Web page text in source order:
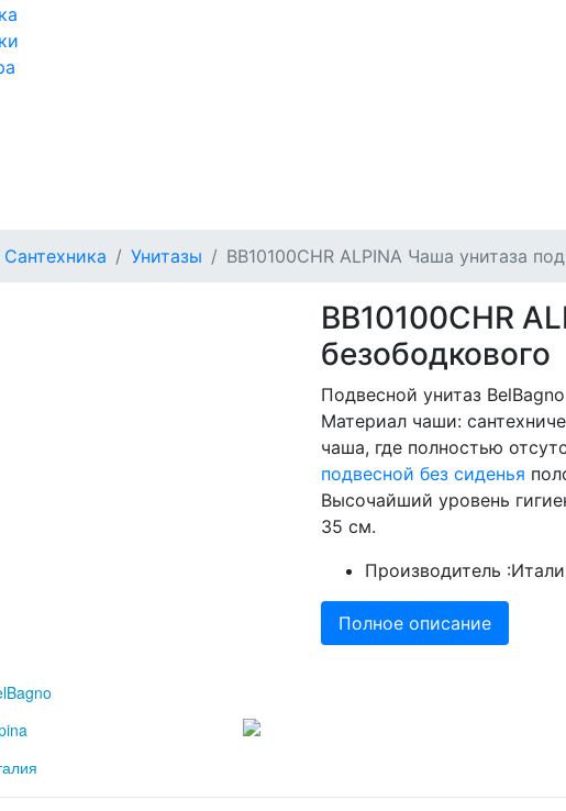
Сантехника Унитазы ВВ10100CHR ALPINA Чаша унитаза
ВВ10100CHR
безободкового
Подвесной унитаз
Материал чаши:
чаша, где полностью
подвесной без сиденья
Высочайший уровень
35 см.
Производитель :
Полное описание